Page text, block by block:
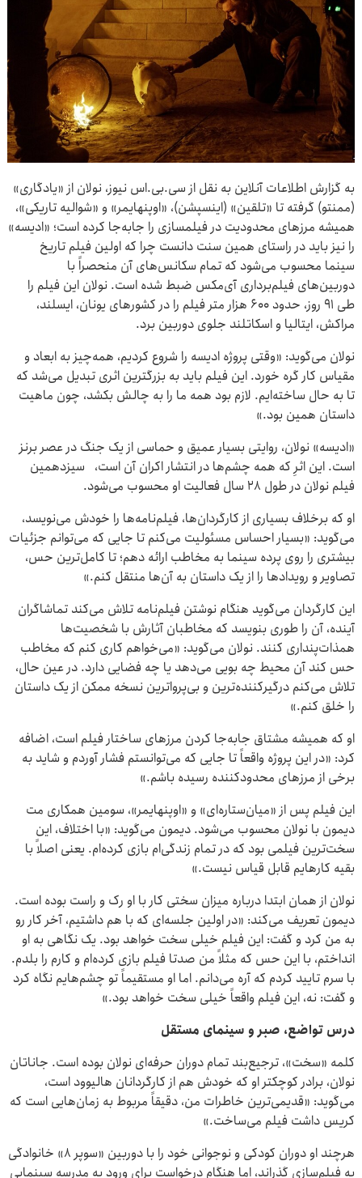
به گزارش اطلاعات آنلاین به نقل از سی‌.بی‌.اس نیوز، نولان از «یادگاری»
(ممنتو) گرفته تا «تلقین» (اینسپشن)، «اوپنهایمر» و «شوالیه تاریکی»،
همیشه مرزهای محدودیت در فیلمسازی را جابه‌جا کرده است؛ «ادیسه»
را نیز باید در راستای همین سنت دانست چرا که اولین فیلم تاریخ
سینما محسوب می‌شود که تمام سکانس‌های آن منحصراً با
دوربین‌های فیلم‌برداری آی‌مکس ضبط شده است. نولان این فیلم را
طی ۹۱ روز، حدود ۶۰۰ هزار متر فیلم را در کشورهای یونان، ایسلند،
مراکش، ایتالیا و اسکاتلند جلوی دوربین برد.
نولان می‌گوید: «وقتی پروژه ادیسه را شروع کردیم، همه‌چیز به ابعاد و
مقیاس کار گره خورد. این فیلم باید به بزرگترین اثری تبدیل می‌شد که
تا به حال ساخته‌ایم. لازم بود همه ما را به چالش بکشد، چون ماهیت
داستان همین بود.»
«ادیسه» نولان، روایتی بسیار عمیق و حماسی از یک جنگ در عصر برنز
است. این اثرِ که همه چشم‌ها در انتشار اکران آن است، سیزدهمین
فیلم نولان در طول ۲۸ سال فعالیت او محسوب می‌شود.
او که برخلاف بسیاری از کارگردان‌ها، فیلم‌نامه‌ها را خودش می‌نویسد،
می‌گوید: «بسیار احساس مسئولیت می‌کنم تا جایی که می‌توانم جزئیات
بیشتری را روی پرده سینما به مخاطب ارائه دهم؛ تا کامل‌ترین حس،
تصاویر و رویدادها را از یک داستان به آن‌ها منتقل کنم.»
این کارگردان می‌گوید هنگام نوشتن فیلم‌نامه تلاش می‌کند تماشاگران
آینده، آن را طوری بنویسد که مخاطبان آثارش با شخصیت‌ها
همذات‌پنداری کنند. نولان می‌گوید: «می‌خواهم کاری کنم که مخاطب
حس کند آن محیط چه بویی می‌دهد یا چه فضایی دارد. در عین حال،
تلاش می‌کنم درگیرکننده‌ترین و بی‌پرواترین نسخه ممکن از یک داستان
را خلق کنم.»
او که همیشه مشتاق جابه‌جا کردن مرزهای ساختار فیلم است، اضافه
کرد: «در این پروژه واقعاً تا جایی که می‌توانستم فشار آوردم و شاید به
برخی از مرزهای محدودکننده رسیده باشم.»
این فیلم پس از «میان‌ستاره‌ای» و «اوپنهایمر»، سومین همکاری مت
دیمون با نولان محسوب می‌شود. دیمون می‌گوید: «با اختلاف، این
سخت‌ترین فیلمی بود که در تمام زندگی‌ام بازی کرده‌ام. یعنی اصلاً با
بقیه کارهایم قابل قیاس نیست.»
نولان از همان ابتدا درباره میزان سختی کار با او رک و راست بوده است.
دیمون تعریف می‌کند: «در اولین جلسه‌ای که با هم داشتیم، آخر کار رو
به من کرد و گفت: این فیلم خیلی سخت خواهد بود. یک نگاهی به او
انداختم، با این حس که مثلاً من صدتا فیلم بازی کرده‌ام و کارم را بلدم.
با سرم تایید کردم که آره می‌دانم. اما او مستقیماً تو چشم‌هایم نگاه کرد
و گفت: نه، این فیلم واقعاً خیلی سخت خواهد بود.»
درس تواضع، صبر و سینمای مستقل
کلمه «سخت»، ترجیع‌بند تمام دوران حرفه‌ای نولان بوده است. جاناتان
نولان، برادر کوچکتر او که خودش هم از کارگردانان هالیوود است،
می‌گوید: «قدیمی‌ترین خاطرات من، دقیقاً مربوط به زمان‌هایی است که
کریس داشت فیلم می‌ساخت.»
هرچند او دوران کودکی و نوجوانی خود را با دوربین «سوپر ۸» خانوادگی
به فیلم‌سازی گذراند، اما هنگام درخواست برای ورود به مدرسه سینمایی